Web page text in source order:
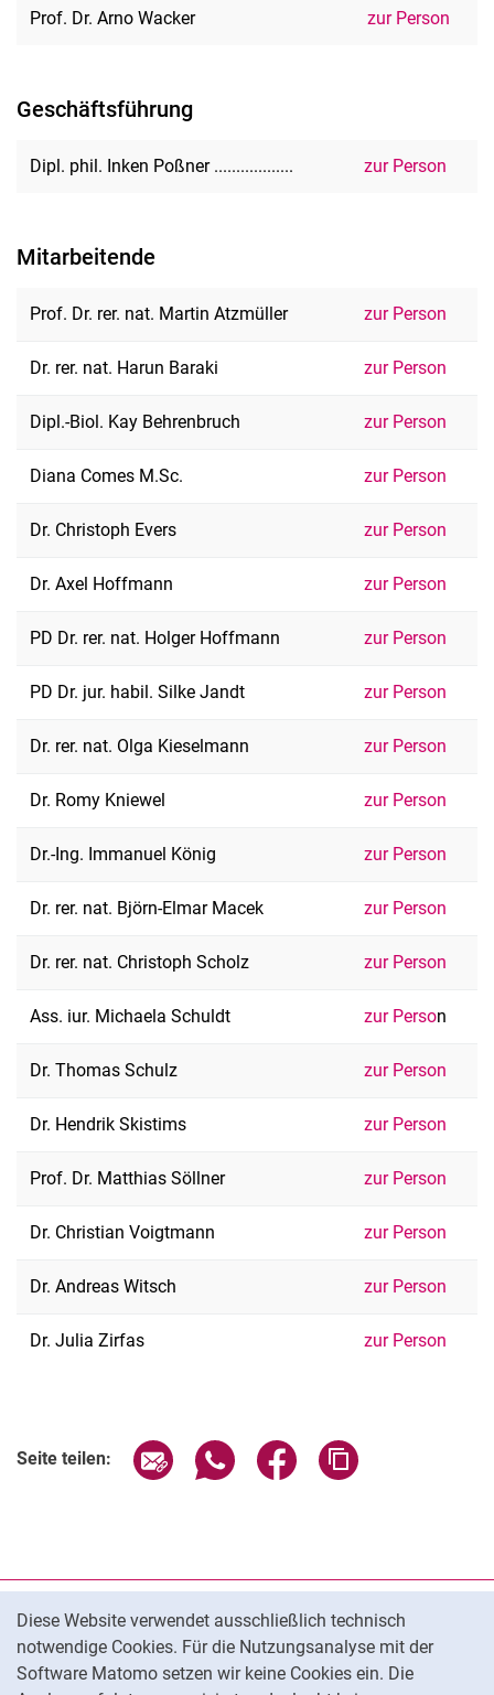
Diese Website verwendet ausschließlich technisch
notwendige Cookies. Für die Nutzungsanalyse mit der
Software Matomo setzen wir keine Cookies ein. Die
Prof. Dr. Arno Wacker zur Person
Geschäftsführung
Dipl. phil. Inken Poßner .................. zur Person
Mitarbeitende
Prof. Dr. rer. nat. Martin Atzmüller zur Person
Dr. rer. nat. Harun Baraki zur Person
Dipl.-Biol. Kay Behrenbruch zur Person
Diana Comes M.Sc. zur Person
Dr. Christoph Evers zur Person
Dr. Axel Hoffmann zur Person
PD Dr. rer. nat. Holger Hoffmann zur Person
PD Dr. jur. habil. Silke Jandt zur Person
Dr. rer. nat. Olga Kieselmann zur Person
Dr. Romy Kniewel zur Person
Dr.-Ing. Immanuel König zur Person
Dr. rer. nat. Björn-Elmar Macek zur Person
Dr. rer. nat. Christoph Scholz zur Person
Ass. iur. Michaela Schuldt zur Person
Dr. Thomas Schulz zur Person
Dr. Hendrik Skistims zur Person
Prof. Dr. Matthias Söllner zur Person
Dr. Christian Voigtmann zur Person
Dr. Andreas Witsch zur Person
Dr. Julia Zirfas zur Person
Seite teilen: Seite über E-Mail teilen
Seite über WhatsApp teilen
Seite über Facebook
Datenschutz
Barrierefreiheit
Transparenter KI-Einsatz